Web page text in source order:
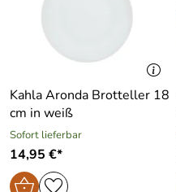
Kahla Aronda Brotteller 18
cm in weiß
Sofort lieferbar
14,95 €*